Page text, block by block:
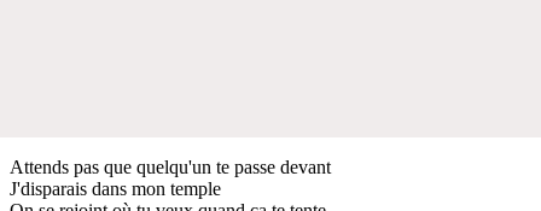
Attends pas que quelqu'un te passe devant
J'disparais dans mon temple